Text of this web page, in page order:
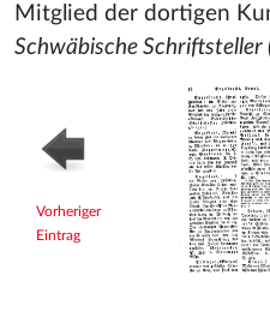
Mitglied der dortigen
Schwäbische
Vorheriger
Eintrag